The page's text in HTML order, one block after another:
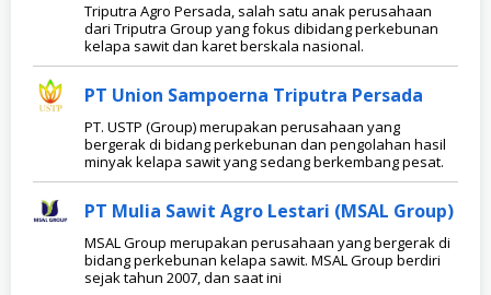
Triputra Agro Persada, salah satu anak perusahaan
dari Triputra Group yang fokus dibidang perkebunan
kelapa sawit dan karet berskala nasional.
PT Union Sampoerna Triputra Persada
PT. USTP (Group) merupakan perusahaan yang
bergerak di bidang perkebunan dan pengolahan hasil
minyak kelapa sawit yang sedang berkembang pesat.
PT Mulia Sawit Agro Lestari (MSAL Group)
MSAL Group merupakan perusahaan yang bergerak di
bidang perkebunan kelapa sawit. MSAL Group berdiri
sejak tahun 2007, dan saat ini